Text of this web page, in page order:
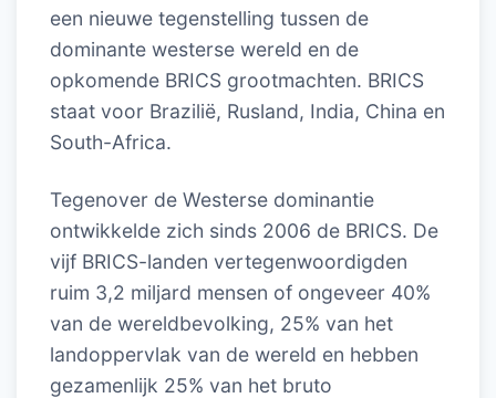
een nieuwe tegenstelling tussen de
dominante westerse wereld en de
opkomende BRICS grootmachten. BRICS
staat voor Brazilië, Rusland, India, China en
South-Africa.
Tegenover de Westerse dominantie
ontwikkelde zich sinds 2006 de BRICS. De
vijf BRICS-landen vertegenwoordigden
ruim 3,2 miljard mensen of ongeveer 40%
van de wereldbevolking, 25% van het
landoppervlak van de wereld en hebben
gezamenlijk 25% van het bruto